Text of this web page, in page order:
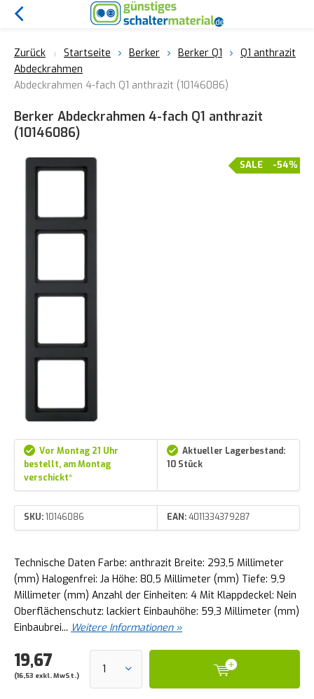
Zurück Startseite Berker Berker Q1
Q1 anthrazit
Abdeckrahmen
Abdeckrahmen 4-fach Q1 anthrazit (10146086)
Berker Abdeckrahmen 4-fach Q1 anthrazit
(10146086)
-54%
SALE
Vor Montag 21 Uhr
bestellt, am Montag
verschickt*
Aktueller Lagerbestand:
10 Stück
SKU:10146086 EAN:4011334379287
Technische Daten Farbe: anthrazit Breite: 293,5 Millimeter
(mm) Halogenfrei: Ja Höhe: 80,5 Millimeter (mm) Tiefe: 9,9
Millimeter (mm) Anzahl der Einheiten: 4 Mit Klappdeckel: Nein
Oberflächenschutz: lackiert Einbauhöhe: 59,3 Millimeter (mm)
Einbaubrei... Weitere Informationen »
19,67
(16,53 exkl. MwSt.)